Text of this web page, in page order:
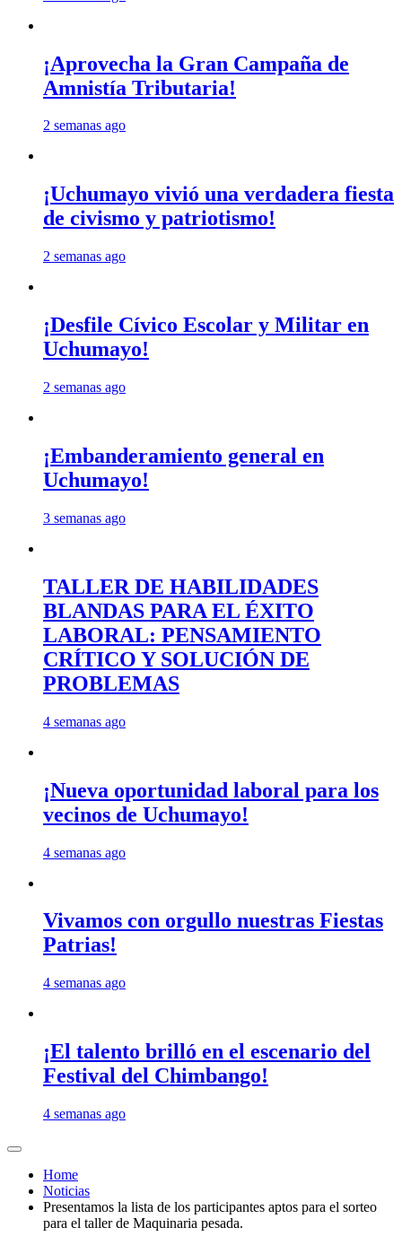
¡Aprovecha la Gran Campaña de
Amnistía Tributaria!
2 semanas ago
¡Uchumayo vivió una verdadera fiesta
de civismo y patriotismo!
2 semanas ago
¡Desfile Cívico Escolar y Militar en
Uchumayo!
2 semanas ago
¡Embanderamiento general en
Uchumayo!
3 semanas ago
TALLER DE HABILIDADES
BLANDAS PARA EL ÉXITO
LABORAL: PENSAMIENTO
CRÍTICO Y SOLUCIÓN DE
PROBLEMAS
4 semanas ago
¡Nueva oportunidad laboral para los
vecinos de Uchumayo!
4 semanas ago
Vivamos con orgullo nuestras Fiestas
Patrias!
4 semanas ago
¡El talento brilló en el escenario del
Festival del Chimbango!
4 semanas ago
Home
Noticias
Presentamos la lista de los participantes aptos para el sorteo
para el taller de Maquinaria pesada.